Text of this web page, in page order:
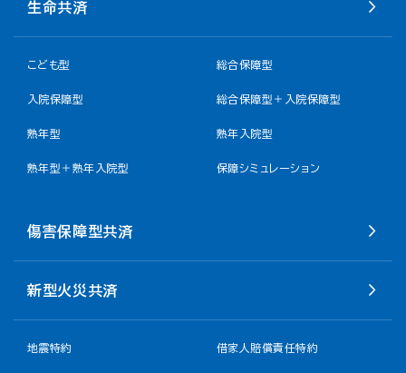
生命共済
こども型 総合保障型
入院保障型 総合保障型＋入院保障型
熟年型 熟年入院型
熟年型＋熟年入院型 保障シミュレーション
傷害保障型共済
新型火災共済
地震特約 借家人賠償責任特約